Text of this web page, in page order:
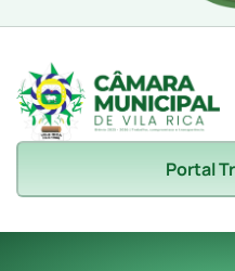
Portal